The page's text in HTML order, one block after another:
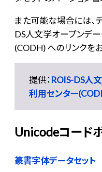
また可能な場合には、
DS人文学オープンデ
(CODH) へのリンクを
提供： ROIS-DS人
利用センター
Unicodeコード
篆書字体データセット